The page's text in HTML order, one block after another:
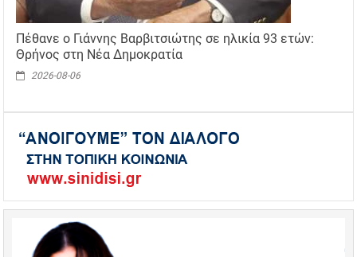
Πέθανε ο Γιάννης Βαρβιτσιώτης σε ηλικία 93 ετών:
Θρήνος στη Νέα Δημοκρατία
2026-08-06